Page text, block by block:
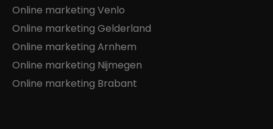
Online marketing Venlo
Online marketing Gelderland
Online marketing Arnhem
Online marketing Nijmegen
Online marketing Brabant